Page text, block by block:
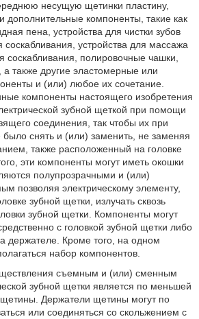
несущую щетинки пластину,
дополнительные компоненты, такие как
пена, устройства для чистки зубов
соскабливания, устройства для массажа
соскабливания, полировочные чашки,
а также другие эластомерные или
и (или) любое их сочетание.
компоненты настоящего изобретения
зубной щеткой при помощи
соединения, так чтобы их при
снять и (или) заменить, не заменяя
также расположенный на головке
эти компоненты могут иметь окошки
полупрозрачными и (или)
позволяя электрическому элементу,
зубной щетки, излучать сквозь
зубной щетки. Компоненты могут
с головкой зубной щетки либо
держателе. Кроме того, на одном
набор компонентов.
съемным и (или) сменным
зубной щетки является по меньшей
Держатели щетины могут по
или соединяться со скольжением с